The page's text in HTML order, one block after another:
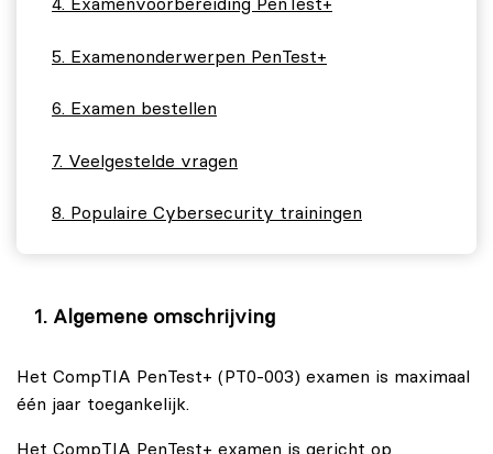
Examenvoorbereiding PenTest+
Examenonderwerpen PenTest+
Examen bestellen
Veelgestelde vragen
Populaire Cybersecurity trainingen
Algemene omschrijving
Het CompTIA PenTest+ (PT0-003) examen is maximaal
één jaar toegankelijk.
Het CompTIA PenTest+ examen is gericht op